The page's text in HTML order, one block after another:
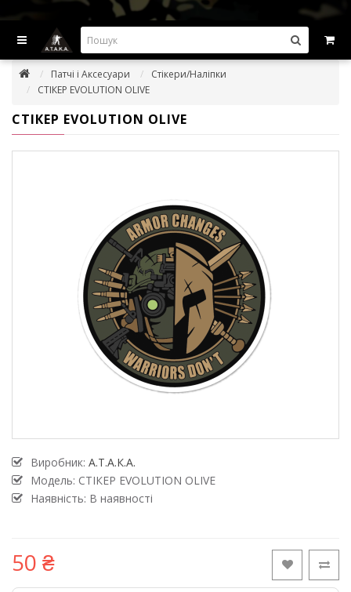
ВИГІДНІ ПРОПОЗИЦІІ — ЗНИЖКИ ДО -45%
Патчі і Аксесуари
Стікери/Наліпки
СТІКЕР EVOLUTION OLIVE
СТІКЕР EVOLUTION OLIVE
Виробник: А.Т.А.К.А.
Модель: СТІКЕР EVOLUTION OLIVE
Наявність: В наявності
50 ₴